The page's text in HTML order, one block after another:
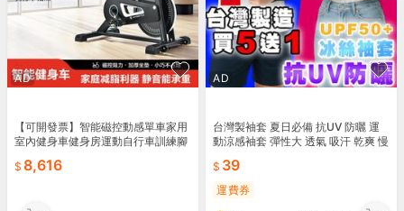
AD
【可開發票】智能磁控動感單車家用
室內健身車健身房運動自行車訓練腳
8,616
AD
台灣製袖套 夏日必備 抗UV 防曬 運
動涼感袖套 彈性大 透氣 吸汗 乾爽 慢
39
運費券